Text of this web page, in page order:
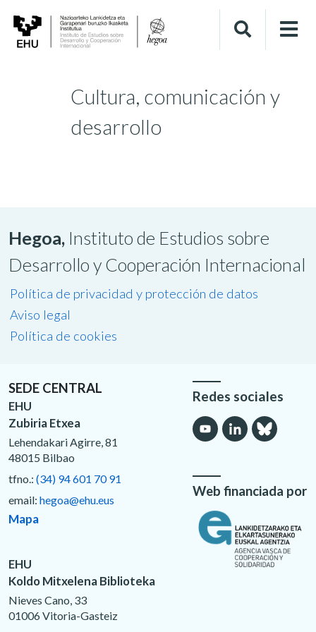
Cultura, comunicación y
desarrollo
Hegoa, Instituto de Estudios sobre
Desarrollo y Cooperación Internacional
Política de privacidad y protección de datos
Aviso legal
Política de cookies
SEDE CENTRAL
EHU
Zubiria Etxea
Lehendakari Agirre, 81
48015 Bilbao
tfno.: (34) 94 601 70 91
email: hegoa@ehu.eus
Mapa
EHU
Koldo Mitxelena Biblioteka
Nieves Cano, 33
01006 Vitoria-Gasteiz
Redes sociales
Web financiada por